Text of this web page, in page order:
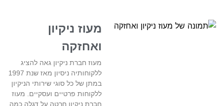
מעוז ניקיון
ואחזקה
מעוז חברת ניקיון גאה להציג
ללקוחותיה ניסיון מאז שנת 1997
במתן של כל סוגי שירותי הניקיון
ללקוחות פרטיים ועסקיים. מעוז
חברת ניקיון חרטה על דגלה כמה